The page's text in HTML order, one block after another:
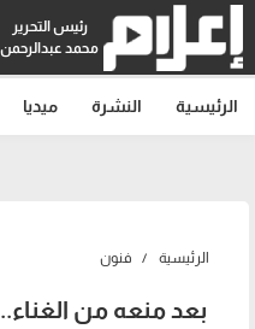
رئيس التحرير
محمد عبدالرحمن
الرئيسية النشرة ميديا
الرئيسية فنون
بعد منعه من